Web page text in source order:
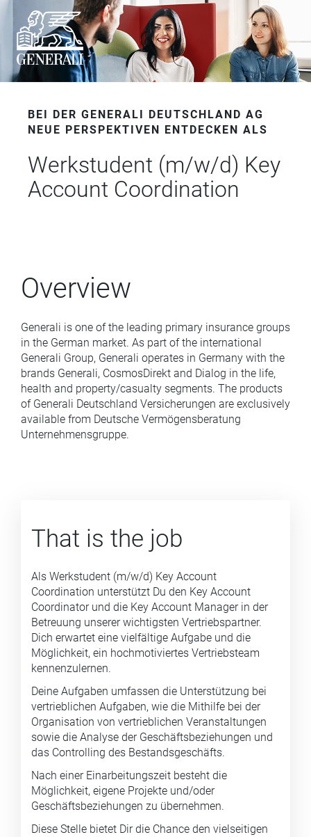
BEI DER GENERALI DEUTSCHLAND AG
NEUE PERSPEKTIVEN ENTDECKEN ALS
Werkstudent (m/w/d) Key
Account Coordination
Overview
Generali is one of the leading primary insurance groups
in the German market. As part of the international
Generali Group, Generali operates in Germany with the
brands Generali, CosmosDirekt and Dialog in the life,
health and property/casualty segments. The products
of Generali Deutschland Versicherungen are exclusively
available from Deutsche Vermögensberatung
Unternehmensgruppe.
That is the job
Als Werkstudent (m/w/d) Key Account
Coordination unterstützt Du den Key Account
Coordinator und die Key Account Manager in der
Betreuung unserer wichtigsten Vertriebspartner.
Dich erwartet eine vielfältige Aufgabe und die
Möglichkeit, ein hochmotiviertes Vertriebsteam
kennenzulernen.
Deine Aufgaben umfassen die Unterstützung bei
vertrieblichen Aufgaben, wie die Mithilfe bei der
Organisation von vertrieblichen Veranstaltungen
sowie die Analyse der Geschäftsbeziehungen und
das Controlling des Bestandsgeschäfts.
Nach einer Einarbeitungszeit besteht die
Möglichkeit, eigene Projekte und/oder
Geschäftsbeziehungen zu übernehmen.
Diese Stelle bietet Dir die Chance den vielseitigen